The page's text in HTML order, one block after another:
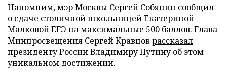
Напомним, мэр Москвы Сергей Собянин сообщил
о сдаче столичной школьницей Екатериной
Малковой ЕГЭ на максимальные 500 баллов. Глава
Минпросвещения Сергей Кравцов рассказал
президенту России Владимиру Путину об этом
уникальном достижении.